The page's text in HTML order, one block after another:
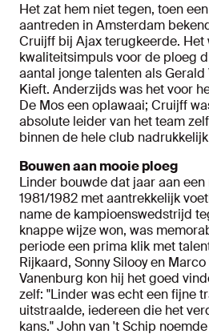
Het zat hem niet tegen, toen
aantreden in Amsterdam
Cruijff bij Ajax terugkeerde. Het
kwaliteitsimpuls voor de ploeg
aantal jonge talenten als
Kieft. Anderzijds was het voor
De Mos een oplawaai; Cruijff
absolute leider van het team
binnen de hele club
Bouwen aan mooie ploeg
Linder bouwde dat jaar aan
1981/1982 met aantrekkelijk
name de kampioenswedstrijd
knappe wijze won, was
periode een prima klik met
Rijkaard, Sonny Silooy en
Vanenburg kon hij het goed
zelf: "Linder was echt een fijne
uitstraalde, iedereen die het
kans." John van 't Schip